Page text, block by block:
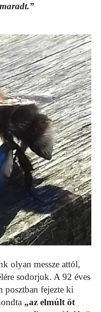
olyan messze attól,
sodorjuk. A 92 éves
posztban fejezte ki
„az elmúlt öt